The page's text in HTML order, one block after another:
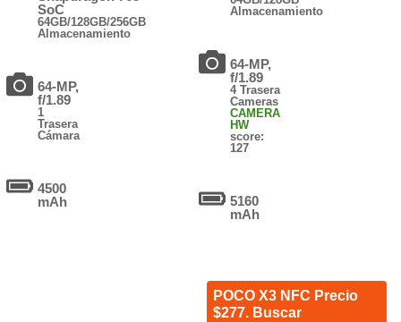
SoC
64GB/128GB/256GB
Almacenamiento
64-MP,
f/1.89
1
Trasera
Cámara
4500
mAh
Almacenamiento
64-MP,
f/1.89
4 Trasera
Cameras
CAMERA
HW
score:
127
5160
mAh
POCO X3 NFC Precio
$277. Buscar